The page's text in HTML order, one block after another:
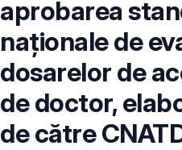
aprobarea
naționale de
dosarelor de
de doctor,
de către